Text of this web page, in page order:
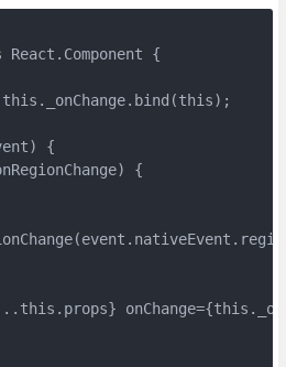
React.Component {
{
{